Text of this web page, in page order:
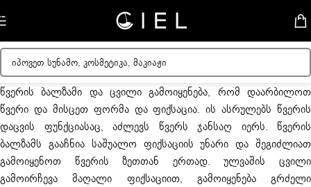
Skip to navigation
წვერის ბალზამი და ცვილი გამოიყენება, რომ დაარბილოთ
წვერი და მისცეთ ფორმა და ფიქსაცია. ის ასრულებს წვერის
დაცვის ფუნქციასაც, აძლევს წვერს ჯანსაღ იერს. წვერის
ბალზამს გააჩნია საშუალო ფიქსაციის უნარი და შეგიძლიათ
გამოიყენოთ წვერის ზეთთან ერთად. ულვაშის ცვილი
გამოირჩევა მაღალი ფიქსაციით, გამოიყენება გრძელი